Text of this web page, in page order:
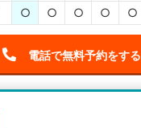
○ ○ ○ ○ ○
電話で無料予約をする